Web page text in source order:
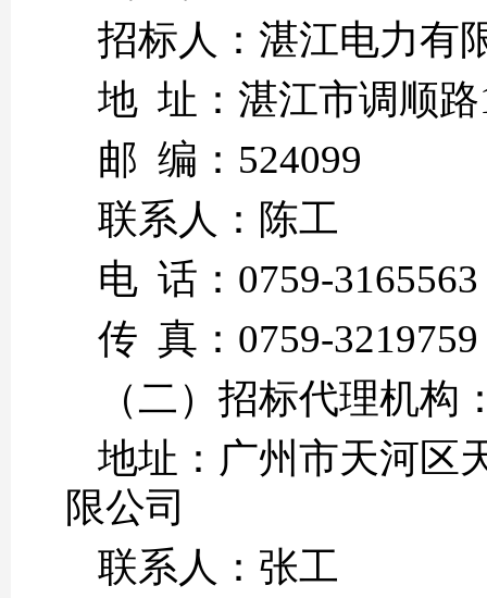
招标人：湛江电力
地 址：湛江市调顺
邮 编：
联系人：陈
电 话：0759-3165563
传 真：0759-
（二）招标代理机
地址：广州市天河区
限公司
联系人：张工